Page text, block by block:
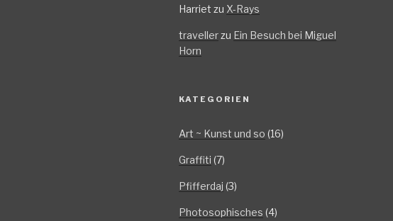
Harriet zu X-Rays
travellerzu Ein Besuch bei Miguel
Horn
KATEGORIEN
Art ~ Kunst und so (16)
Graffiti (7)
Pfifferdaj (3)
Photosophisches (4)